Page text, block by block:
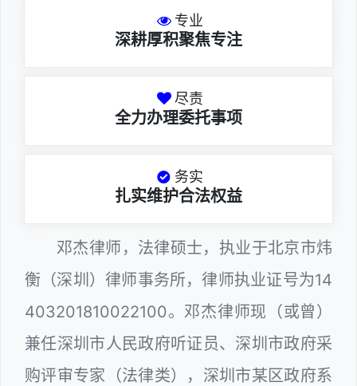
专业
深耕厚积聚焦专注
尽责
全力办理委托事项
务实
扎实维护合法权益
邓杰律师，法律硕士，执业于北京市炜
衡（深圳）律师事务所，律师执业证号为14
403201810022100。邓杰律师现（或曾）
兼任深圳市人民政府听证员、深圳市政府采
购评审专家（法律类），深圳市某区政府系